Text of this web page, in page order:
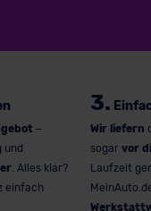
–
und
. Alles klar?
einfach
3.
Wir liefern
sogarvor
Laufzeit